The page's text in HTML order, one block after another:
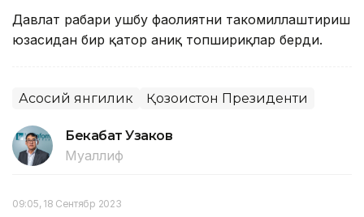
Давлат раҳбари ушбу фаолиятни такомиллаштириш
юзасидан бир қатор аниқ топшириқлар берди.
Асосий янгилик Қозоғистон Президенти
Бекабат Узаков
Муаллиф
09:05, 18 Сентябр 2023